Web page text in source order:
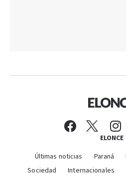
ELONCE
Últimas noticias Paraná
Sociedad
Internacionales